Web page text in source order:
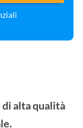
alta qualità